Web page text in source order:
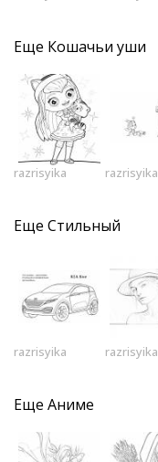
Еще Кошачьи уши
razrisyika razrisyika
Еще Стильный
razrisyika razrisyika
Еще Аниме